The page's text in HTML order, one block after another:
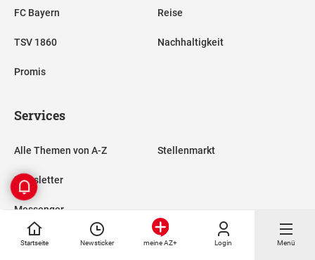
Startseite Newsticker meine AZ+ Login Menü
FC Bayern
TSV 1860
Promis
Reise
Nachhaltigkeit
Services
Alle Themen von A-Z
Newsletter
Messenger
RSS-Feeds
Stellenmarkt